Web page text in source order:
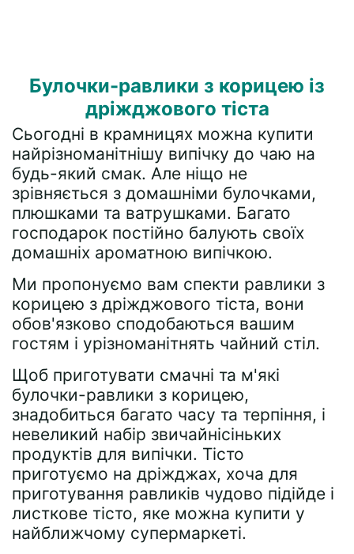
Булочки-равлики з корицею із
дріжджового тіста
Сьогодні в крамницях можна купити
найрізноманітнішу випічку до чаю на
будь-який смак. Але ніщо не
зрівняється з домашніми булочками,
плюшками та ватрушками. Багато
господарок постійно балують своїх
домашніх ароматною випічкою.
Ми пропонуємо вам спекти равлики з
корицею з дріжджового тіста, вони
обов'язково сподобаються вашим
гостям і урізноманітнять чайний стіл.
Щоб приготувати смачні та м'які
булочки-равлики з корицею,
знадобиться багато часу та терпіння, і
невеликий набір звичайнісіньких
продуктів для випічки. Тісто
приготуємо на дріжджах, хоча для
приготування равликів чудово підійде і
листкове тісто, яке можна купити у
найближчому супермаркеті.